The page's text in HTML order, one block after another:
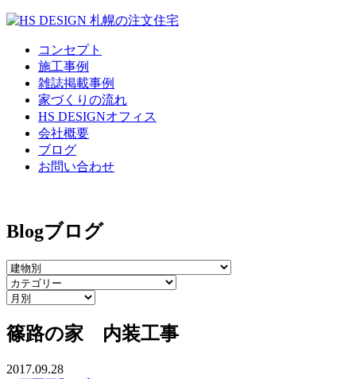
コンセプト
施工事例
雑誌掲載事例
家づくりの流れ
HS DESIGNオフィス
会社概要
ブログ
お問い合わせ
Blogブログ
篠路の家 内装工事
2017.09.28